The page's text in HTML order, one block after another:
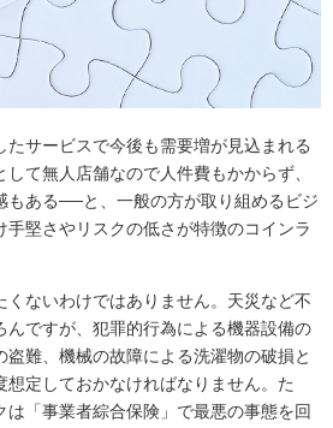
サービスで今後も需要増が見込まれる
て無人店舗なので人件費もかからず、
もある──と、一般の方が取り組めるビジ
手堅さやリスクの低さが特徴のコインラ
くないわけではありません。天災など不
んですが、犯罪的行為による機器設備の
難、機械の故障による洗濯物の破損と
想定しておかなければなりません。た
は「事業者綜合保険」で最悪の事態を回